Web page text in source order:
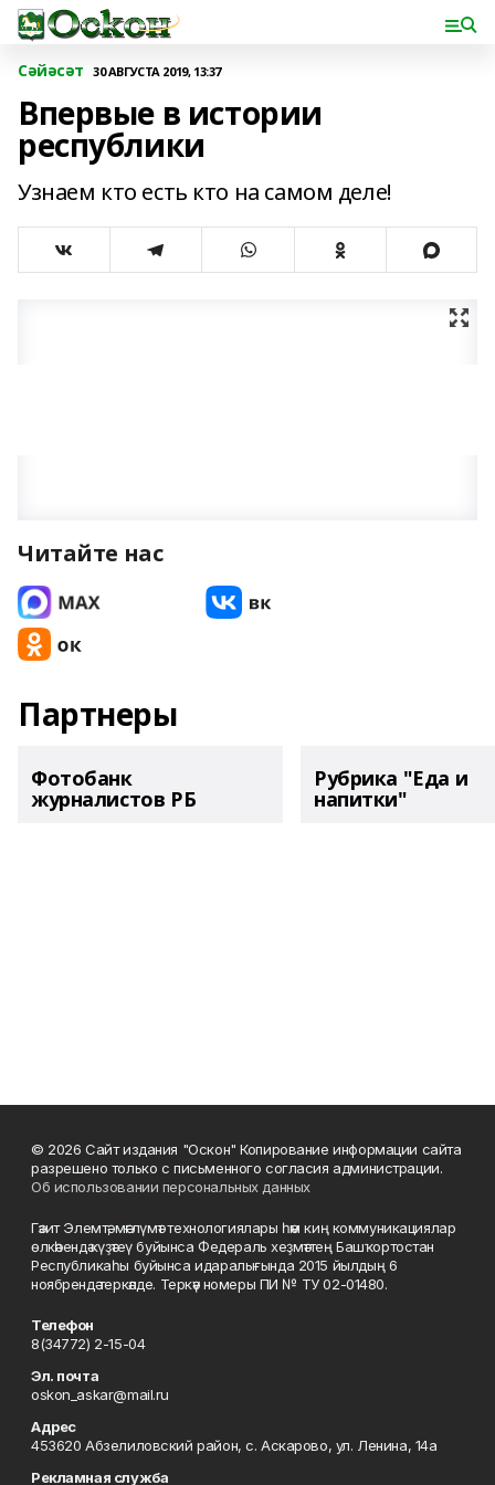
Сәйәсәт 30 АВГУСТА 2019, 13:37
Впервые в истории
республики
Узнаем кто есть кто на самом деле!
Читайте нас
Партнеры
Фотобанк
журналистов РБ
Рубрика "Еда и
напитки"
© 2026 Сайт издания "Оскон" Копирование информации сайта
разрешено только с письменного согласия администрации.
Об использовании персональных данных
Гәзит Элемтә, мәғлүмәт технологиялары һәм киң коммуникациялар
өлкәһендә күҙәтеү буйынса Федераль хеҙмәттең Башҡортостан
Республикаһы буйынса идаралығында 2015 йылдың 6
ноябрендә теркәлде. Теркәү номеры ПИ № ТУ 02-01480.
Телефон
8(34772) 2-15-04
Эл. почта
oskon_askar@mail.ru
Адрес
453620 Абзелиловский район, с. Аскарово, ул. Ленина, 14а
Рекламная служба